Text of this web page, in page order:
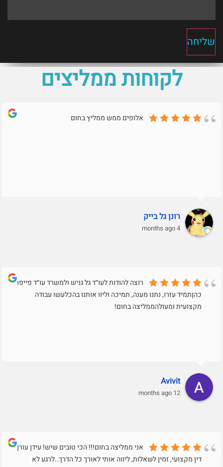
שליחה
לקוחות ממליצים
אלופים ממש ממליץ בחום
רונן גל בייק
4 months ago
רוצה להודות לעו״ד גל גניש ולמשרד עו״ד פייפר
כהןתמיד עזרו, נתנו מענה, תמיכה וליוו אותנו בהכלעשו עבודה
מקצועית ומעולהממליצה בחום!
Avivit
12 months ago
אני ממליצה בחום!!! הכי טובים שיש! עידן עורך
דין מקצועי, זמין לשאלות, ליווה אותי לאורך כל הדרך..לרגע לא